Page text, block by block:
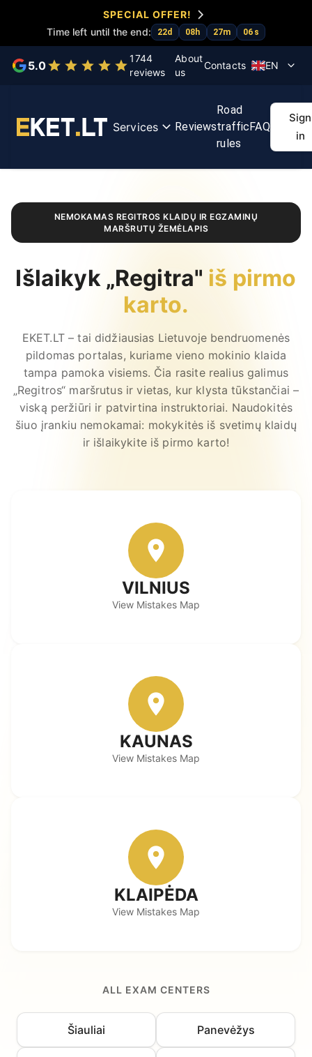
SPECIAL OFFER!
Time left until the end:
22d 08h 27m 06 s
5.0
1744
reviews
About
us
Contacts EN
Services Reviews
Road
traffic
rules
FAQ
Sign
in
tests
course
aid
course
map
NEMOKAMAS REGITROS KLAIDŲ IR EGZAMINŲ
MARŠRUTŲ ŽEMĖLAPIS
Išlaikyk „Regitra" iš pirmo
karto.
EKET.LT – tai didžiausias Lietuvoje bendruomenės
pildomas portalas, kuriame vieno mokinio klaida
tampa pamoka visiems. Čia rasite realius galimus
„Regitros“ maršrutus ir vietas, kur klysta tūkstančiai –
viską peržiūri ir patvirtina instruktoriai. Naudokitės
šiuo įrankiu nemokamai: mokykitės iš svetimų klaidų
ir išlaikykite iš pirmo karto!
VILNIUS
View Mistakes Map
KAUNAS
View Mistakes Map
KLAIPĖDA
View Mistakes Map
ALL EXAM CENTERS
Šiauliai Panevėžys